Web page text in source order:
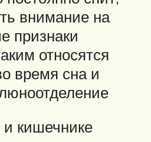
внимание на
признаки
относятся
время сна и
кишечнике